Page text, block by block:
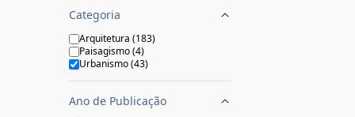
Categoria
Arquitetura (183)
Paisagismo(4)
Urbanismo(43)
Ano de Publicação